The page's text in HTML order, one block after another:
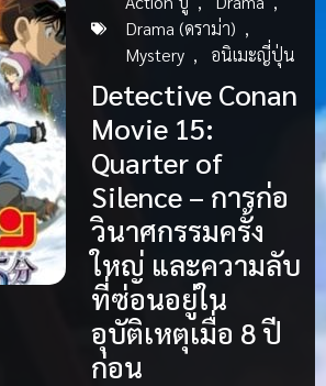
Drama (ดราม่า) ,
Mystery , อนิเมะญี่ปุ่น
Detective Conan
Movie 15:
Quarter of
Silence – การก่อ
วินาศกรรมครั้ง
ใหญ่ และความลับ
ที่ซ่อนอยู่ใน
อุบัติเหตุเมื่อ 8 ปี
ก่อน